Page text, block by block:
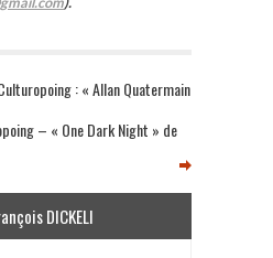
: « Allan Quatermain
– « One Dark Night » de
DICKELI